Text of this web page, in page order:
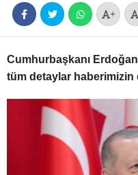
+
Cumhurbaşkanı
tüm detaylar haberimizin